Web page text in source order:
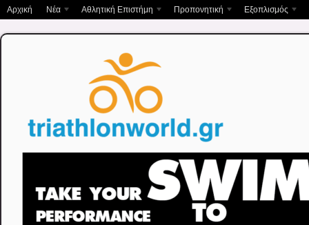
Αρχική Νέα Αθλητική Επιστήμη Προπονητική Εξοπλισμός